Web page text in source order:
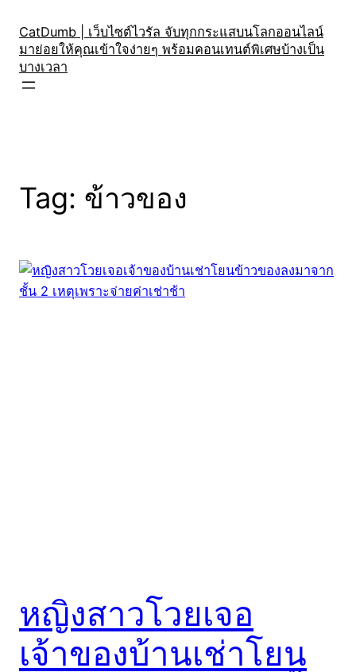
content
CatDumb | เว็บไซต์ไวรัล จับทุกกระแสบนโลกออนไลน์
มาย่อยให้คุณเข้าใจง่ายๆ พร้อมคอนเทนต์พิเศษบ้างเป็น
บางเวลา
Tag: ข้าวของ
หญิงสาวโวยเจอ
เจ้าของบ้านเช่าโยน